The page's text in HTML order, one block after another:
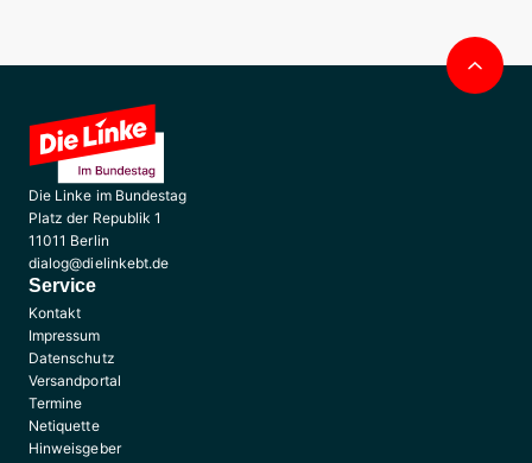
Die Linke im Bundestag
Platz der Republik 1
11011 Berlin
dialog@dielinkebt.de
Service
Kontakt
Impressum
Datenschutz
Versandportal
Termine
Netiquette
Hinweisgeber